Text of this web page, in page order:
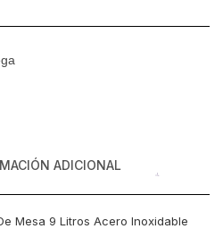
ADICIONAL
Mesa 9 Litros Acero Inoxidable